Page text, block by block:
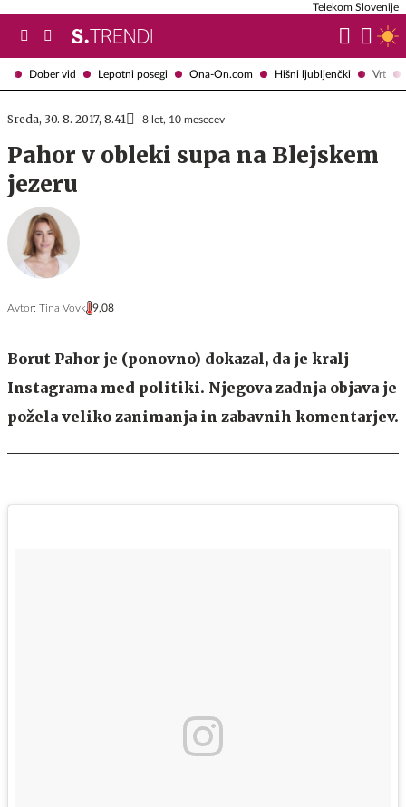
Dober vid Lepotni posegi Ona-On.com Hišni ljubljenčki Vrt
Telekom Slovenije
Sreda, 30. 8. 2017, 8.41 8 let, 10 mesecev
Pahor v obleki supa na Blejskem
jezeru
Avtor: Tina Vovk 9,08
Borut Pahor je (ponovno) dokazal, da je kralj
Instagrama med politiki. Njegova zadnja objava je
požela veliko zanimanja in zabavnih komentarjev.